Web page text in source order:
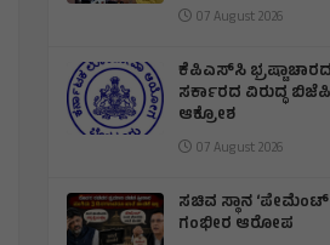
07 August 2026
ಕೆಪಿಎಸ್‌ಸಿ
ಸರ್ಕಾರದ ವಿರುದ್ಧ
ಆಕ್ರೋಶ
07 August 2026
ಸಚಿವ ಸ್ಥಾನ
ಗಂಭೀರ ಆರೋಪ